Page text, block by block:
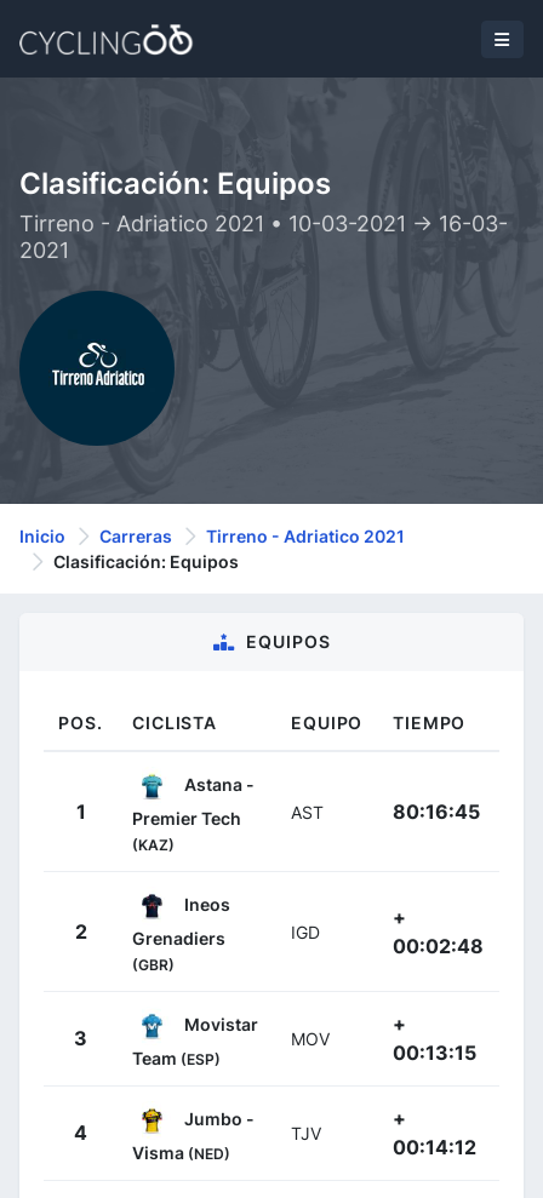
Clasificación: Equipos
Tirreno - Adriatico 2021 • 10-03-2021 -> 16-03-
2021
Inicio Carreras
Tirreno - Adriatico 2021
Clasificación: Equipos
EQUIPOS
POS. CICLISTA EQUIPO TIEMPO
1
Astana -
Premier Tech
(KAZ)
AST 80:16:45
2
Ineos
Grenadiers
(GBR)
IGD
+
00:02:48
3
Movistar
Team (ESP)
MOV
+
00:13:15
4
Jumbo -
Visma (NED)
TJV
+
00:14:12